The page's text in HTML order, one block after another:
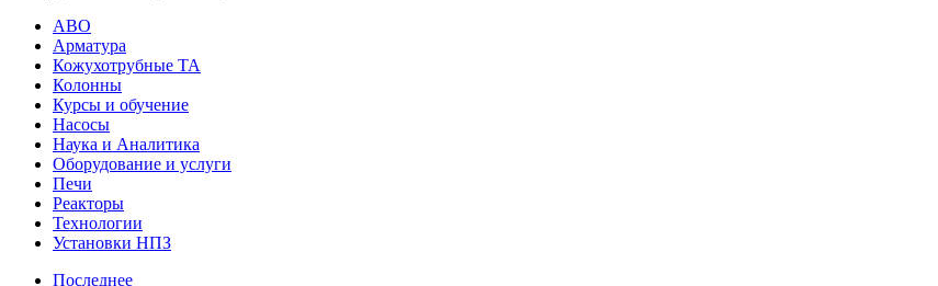
АВО
Арматура
Кожухотрубные ТА
Колонны
Курсы и обучение
Насосы
Наука и Аналитика
Оборудование и услуги
Печи
Реакторы
Технологии
Установки НПЗ
Последнее